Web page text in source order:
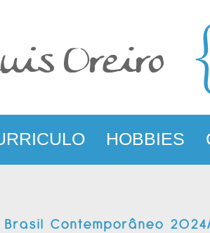
HOBBIES
Contemporâneo 2024/